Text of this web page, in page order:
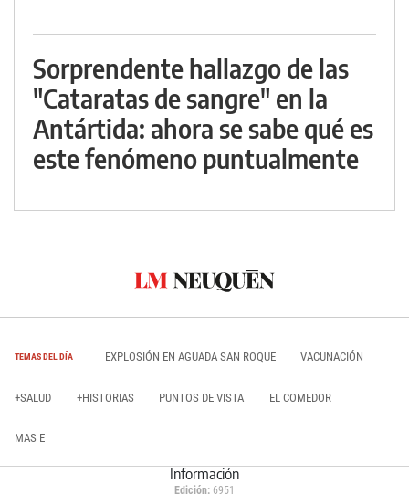
Sorprendente hallazgo de las
"Cataratas de sangre" en la
Antártida: ahora se sabe qué es
este fenómeno puntualmente
TEMAS DEL DÍA EXPLOSIÓN EN AGUADA SAN ROQUE VACUNACIÓN
+SALUD +HISTORIAS PUNTOS DE VISTA EL COMEDOR
MAS E
Información
Edición: 6951